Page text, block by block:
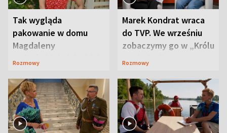
Tak wygląda
pakowanie w domu
Magdaleny
Waligórskiej-Lisieckiej.
Rozmowy
Marek Kondrat wraca
do TVP. We wrześniu
zobaczymy go w „Królu
Maciusiu I”
Rozmowy